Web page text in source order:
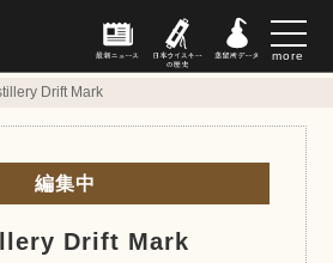
more
Drift Mark
編集中
Drift Mark